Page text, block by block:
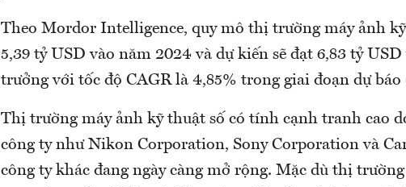
Theo Mordor Intelligence, quy mô thị trường máy ảnh
5,39 tỷ USD vào năm 2024 và dự kiến sẽ đạt 6,83 tỷ
trưởng với tốc độ CAGR là 4,85% trong giai đoạn dự báo
Thị trường máy ảnh kỹ thuật số có tính cạnh tranh cao
công ty như Nikon Corporation, Sony Corporation và
công ty khác đang ngày càng mở rộng. Mặc dù thị